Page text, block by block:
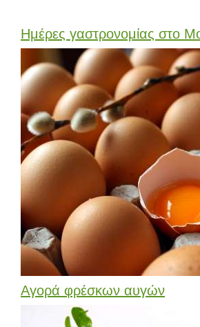
Ημέρες γαστρονομίας στο
Αγορά φρέσκων αυγών